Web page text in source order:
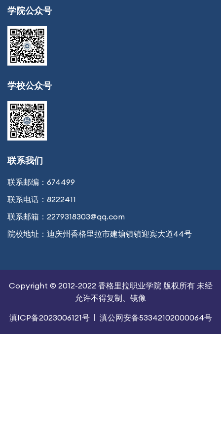
学院公众号
学校公众号
联系我们
联系邮编： 674499
联系电话： 8222411
联系邮箱： 2279318303@qq.com
院校地址： 迪庆州香格里拉市建塘镇镇迎宾大道44号
Copyright © 2012-2022 香格里拉职业学院 版权所有 未经
允许不得复制、镜像
滇ICP备2023006121号
滇公网安备53342102000064号